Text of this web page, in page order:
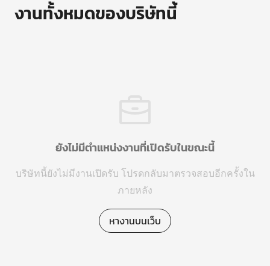
งานทั้งหมดของบริษัทนี้
ยังไม่มีตำแหน่งงานที่เปิดรับในขณะนี้
บริษัทนี้ยังไม่มีงานเปิดรับ โปรดกลับมาตรวจสอบอีกครั้งใน
ภายหลัง
หางานบนเว็บ